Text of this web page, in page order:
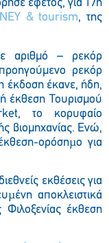
εφέτος, για 17η
& tourism, της
αριθμό – ρεκόρ
ρεκόρ
έκδοση έκανε, ήδη,
έκθεση Τουρισμού
το κορυφαίο
βιομηχανίας. Ενώ,
ορόσηµο για
εκθέσεις για
αποκλειστικά
έκθεση